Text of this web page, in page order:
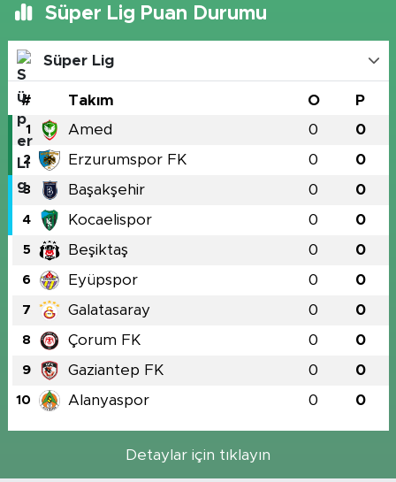
Süper Lig Puan Durumu
Süper Lig
# Takım O P
1 Amed 0 0
2 Erzurumspor FK 0 0
3 Başakşehir 0 0
4 Kocaelispor 0 0
5 Beşiktaş 0 0
6 Eyüpspor 0 0
7 Galatasaray 0 0
8 Çorum FK 0 0
9 Gaziantep FK 0 0
10 Alanyaspor 0 0
Detaylar için tıklayın